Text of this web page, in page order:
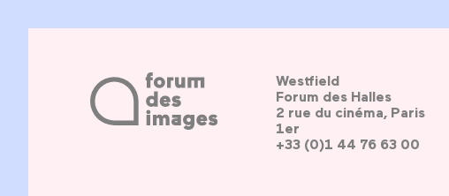
Westfield
Forum des Halles
2 rue du cinéma, Paris
1er
+33 (0)1 44 76 63 00